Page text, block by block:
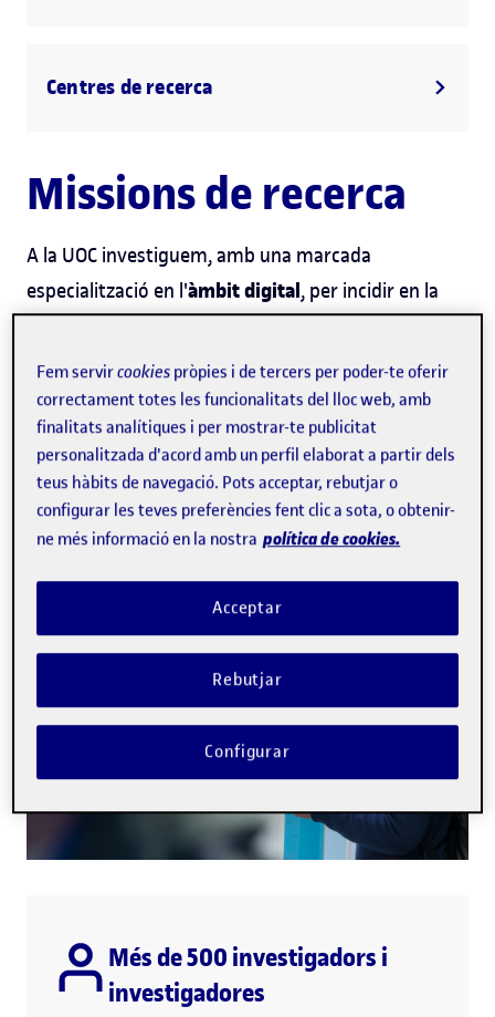
Centres de recerca
Missions de recerca
A la UOC investiguem, amb una marcada
especialització en l'àmbit digital, per incidir en la
construcció de la societat del futur i contribuir a les
transformacions necessàries per fer front als
desafiaments globals. Ens centrem encinc
missions.
Coneix les missions
Més de 500 investigadors i
investigadores
Fem servircookies pròpies i de tercers per poder-te oferir
correctament totes les funcionalitats del lloc web, amb
finalitats analítiques i per mostrar-te publicitat
personalitzada d'acord amb un perfil elaborat a partir dels
teus hàbits de navegació. Pots acceptar, rebutjar o
configurar les teves preferències fent clic a sota, o obtenir-
ne més informació en la nostra política de cookies.
Rebutjar
Acceptar
Configurar